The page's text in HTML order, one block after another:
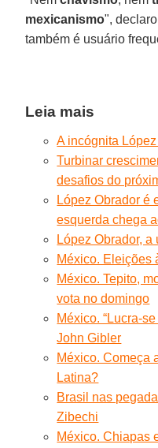
mexicanismo",
também é usuário
Leia mais
A incógnita
Turbinar
desafios do
López Obrador é
esquerda chega
López Obrador,
México. Eleições
México. Tepito,
vota no domingo
México. “Lucra-
John Gibler
México. Começa
Latina?
Brasil nas
Zibechi
México. Chiapas